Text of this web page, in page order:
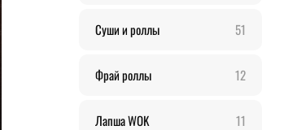
Суши и роллы 51
Фрай роллы 12
Лапша WOK 11